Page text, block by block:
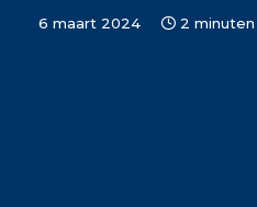
6 maart 2024 2